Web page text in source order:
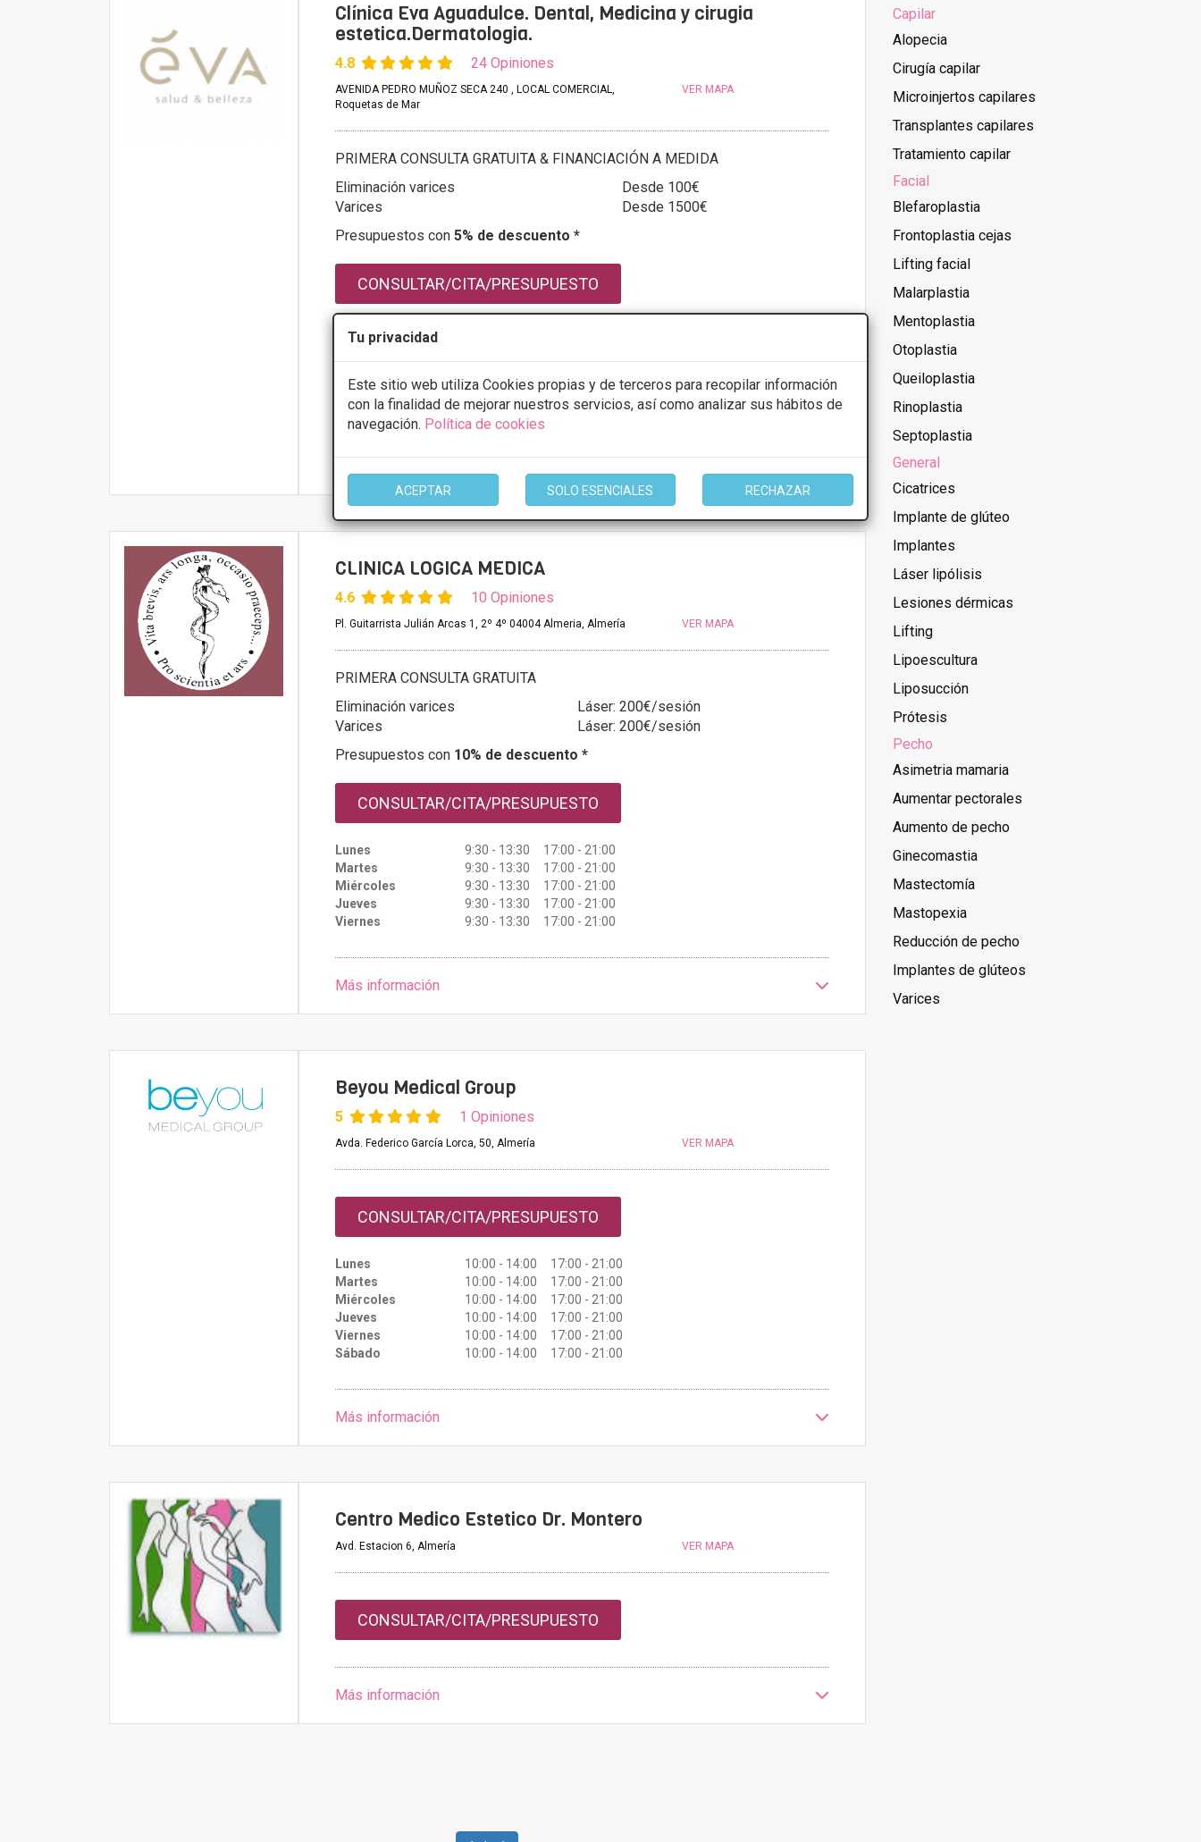
Tu privacidad
Este sitio web utiliza Cookies propias y de terceros para recopilar información
con la finalidad de mejorar nuestros servicios, así como analizar sus hábitos de
navegación. Política de cookies
ACEPTAR SOLO ESENCIALES RECHAZAR
Clínica Eva Aguadulce. Dental, Medicina y cirugia
estetica.Dermatologia.
4.8 24 Opiniones
AVENIDA PEDRO MUÑOZ SECA 240 , LOCAL COMERCIAL,
Roquetas de Mar
VER MAPA
PRIMERA CONSULTA GRATUITA & FINANCIACIÓN A MEDIDA
Eliminación varices
Desde 100€
Varices
Desde 1500€
Presupuestos con 5% de descuento *
CONSULTAR/CITA/PRESUPUESTO
Lunes
Martes
Miércoles
9:00 - 20:00
Jueves
9:00 - 20:00
Viernes
9:00 - 17:00
CLINICA LOGICA MEDICA
4.6 10 Opiniones
Pl. Guitarrista Julián Arcas 1, 2º 4º 04004 Almeria, Almería VER MAPA
PRIMERA CONSULTA GRATUITA
Eliminación varices
Láser: 200€/sesión
Varices
Láser: 200€/sesión
Presupuestos con 10% de descuento *
CONSULTAR/CITA/PRESUPUESTO
Lunes
9:30 - 13:30 17:00 - 21:00
Martes
9:30 - 13:30 17:00 - 21:00
Miércoles
9:30 - 13:30 17:00 - 21:00
Jueves
9:30 - 13:30 17:00 - 21:00
Viernes
9:30 - 13:30 17:00 - 21:00
Más información
Beyou Medical Group
5 1 Opiniones
Avda. Federico García Lorca, 50, Almería VER MAPA
CONSULTAR/CITA/PRESUPUESTO
Lunes
10:00 - 14:00 17:00 - 21:00
Martes
10:00 - 14:00 17:00 - 21:00
Miércoles
10:00 - 14:00 17:00 - 21:00
Jueves
10:00 - 14:00 17:00 - 21:00
Viernes
10:00 - 14:00 17:00 - 21:00
Sábado
10:00 - 14:00 17:00 - 21:00
Más información
Centro Medico Estetico Dr. Montero
Avd. Estacion 6, Almería VER MAPA
CONSULTAR/CITA/PRESUPUESTO
Más información
Capilar
Alopecia
Cirugía capilar
Microinjertos capilares
Transplantes capilares
Tratamiento capilar
Facial
Blefaroplastia
Frontoplastia cejas
Lifting facial
Malarplastia
Mentoplastia
Otoplastia
Queiloplastia
Rinoplastia
Septoplastia
General
Cicatrices
Implante de glúteo
Implantes
Láser lipólisis
Lesiones dérmicas
Lifting
Lipoescultura
Liposucción
Prótesis
Pecho
Asimetria mamaria
Aumentar pectorales
Aumento de pecho
Ginecomastia
Mastectomía
Mastopexia
Reducción de pecho
Implantes de glúteos
Varices